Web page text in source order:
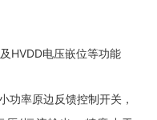
HVDD电压嵌位等功能
功率原边反馈控制开关，